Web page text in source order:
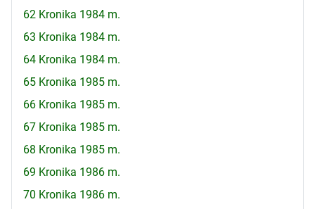
62 Kronika 1984 m.
63 Kronika 1984 m.
64 Kronika 1984 m.
65 Kronika 1985 m.
66 Kronika 1985 m.
67 Kronika 1985 m.
68 Kronika 1985 m.
69 Kronika 1986 m.
70 Kronika 1986 m.